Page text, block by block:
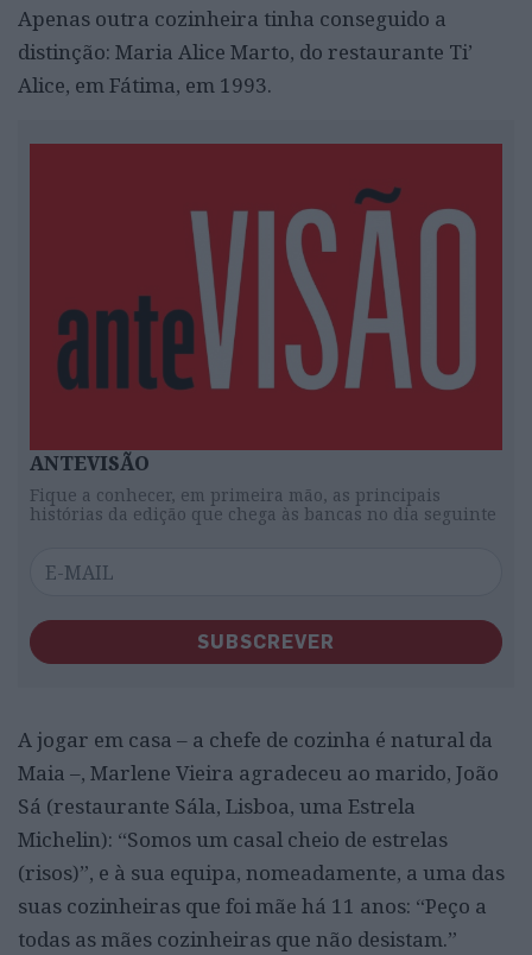
Apenas outra cozinheira tinha conseguido a
distinção: Maria Alice Marto, do restaurante Ti’
Alice, em Fátima, em 1993.
ANTEVISÃO
Fique a conhecer, em primeira mão, as principais
histórias da edição que chega às bancas no dia seguinte
SUBSCREVER
A jogar em casa – a chefe de cozinha é natural da
Maia –, Marlene Vieira agradeceu ao marido, João
Sá (restaurante Sála, Lisboa, uma Estrela
Michelin): “Somos um casal cheio de estrelas
(risos)”, e à sua equipa, nomeadamente, a uma das
suas cozinheiras que foi mãe há 11 anos: “Peço a
todas as mães cozinheiras que não desistam.”